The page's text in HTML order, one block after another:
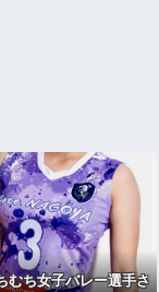
むち女子バレー選手さ